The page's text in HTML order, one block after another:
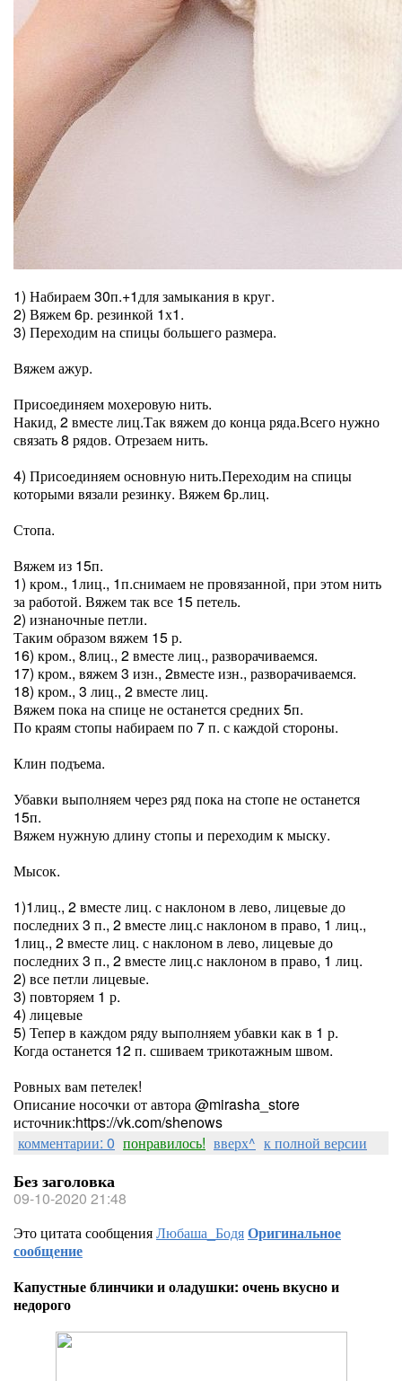
1) Набираем 30п.+1для замыкания в круг.
2) Вяжем 6р. резинкой 1х1.
3) Переходим на спицы большего размера.
Вяжем ажур.
Присоединяем мохеровую нить.
Накид, 2 вместе лиц.Так вяжем до конца ряда.Всего нужно
связать 8 рядов. Отрезаем нить.
4) Присоединяем основную нить.Переходим на спицы
которыми вязали резинку. Вяжем 6р.лиц.
Стопа.
Вяжем из 15п.
1) кром., 1лиц., 1п.снимаем не провязанной, при этом нить
за работой. Вяжем так все 15 петель.
2) изнаночные петли.
Таким образом вяжем 15 р.
16) кром., 8лиц., 2 вместе лиц., разворачиваемся.
17) кром., вяжем 3 изн., 2вместе изн., разворачиваемся.
18) кром., 3 лиц., 2 вместе лиц.
Вяжем пока на спице не останется средних 5п.
По краям стопы набираем по 7 п. с каждой стороны.
Клин подъема.
Убавки выполняем через ряд пока на стопе не останется
15п.
Вяжем нужную длину стопы и переходим к мыску.
Мысок.
1)1лиц., 2 вместе лиц. с наклоном в лево, лицевые до
последних 3 п., 2 вместе лиц.с наклоном в право, 1 лиц.,
1лиц., 2 вместе лиц. с наклоном в лево, лицевые до
последних 3 п., 2 вместе лиц.с наклоном в право, 1 лиц.
2) все петли лицевые.
3) повторяем 1 р.
4) лицевые
5) Тепер в каждом ряду выполняем убавки как в 1 р.
Когда останется 12 п. сшиваем трикотажным швом.
Ровных вам петелек!⠀
Описание носочки от автора @mirasha_store
источник:https://vk.com/shenows
комментарии: 0 понравилось! вверх^ к полной версии
Без заголовка
09-10-2020 21:48
Это цитата сообщенияЛюбаша_БодяОригинальное
сообщение
Капустные блинчики и оладушки: очень вкусно и
недорого